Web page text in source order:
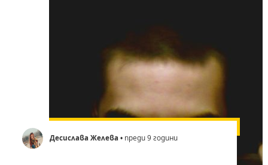
Десислава Желева • преди 9 години